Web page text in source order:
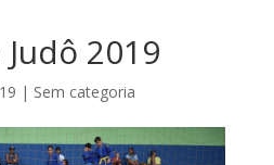
2019
| Sem categoria